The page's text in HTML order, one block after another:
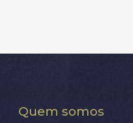
Quem somos